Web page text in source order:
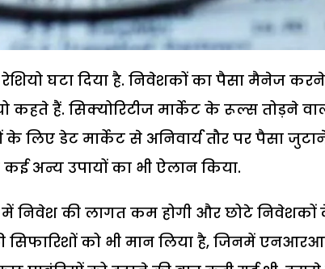
घटा दिया है. निवेशकों का पैसा मैनेज
कहते हैं. सिक्योरिटीज मार्केट के रूल्स तोड़ने
लिए डेट मार्केट से अनिवार्य तौर पर पैसा
अन्य उपायों का भी ऐलान किया.
की लागत कम होगी और छोटे निवेशकों के
सिफारिशों को भी मान लिया है, जिनमें